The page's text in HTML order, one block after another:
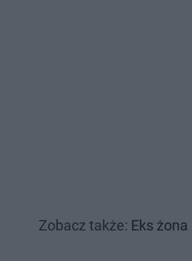
Zobacz także: Eks